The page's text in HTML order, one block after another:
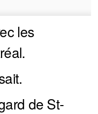
les
de St-